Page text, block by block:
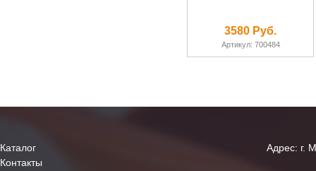
3580 Руб.
Артикул: 700484
Каталог
Контакты
Адрес: г.